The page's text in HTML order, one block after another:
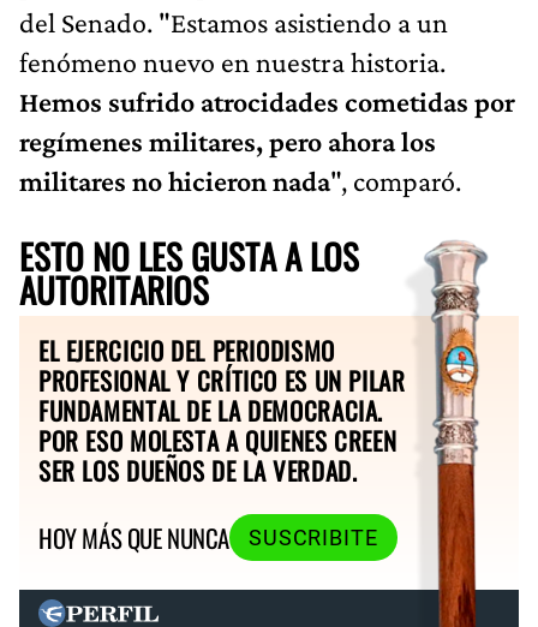
del Senado. "Estamos asistiendo a un
fenómeno nuevo en nuestra historia.
Hemos sufrido atrocidades cometidas por
regímenes militares, pero ahora los
militares no hicieron nada", comparó.
ESTO NO LES GUSTA A LOS
AUTORITARIOS
EL EJERCICIO DEL PERIODISMO
PROFESIONAL Y CRÍTICO ES UN PILAR
FUNDAMENTAL DE LA DEMOCRACIA.
POR ESO MOLESTA A QUIENES CREEN
SER LOS DUEÑOS DE LA VERDAD.
HOY MÁS QUE NUNCA
SUSCRIBITE